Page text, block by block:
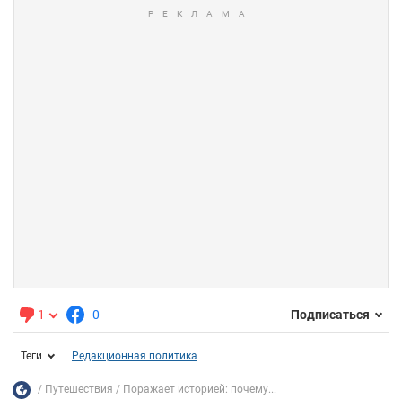
1 0 Подписаться
Теги Редакционная политика
Путешествия Поражает историей: почему...